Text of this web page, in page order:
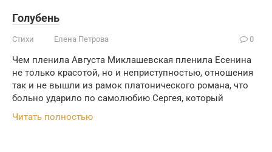
Голубень
Стихи Елена Петрова 0
Чем пленила Августа Миклашевская пленила Есенина
не только красотой, но и неприступностью, отношения
так и не вышли из рамок платонического романа, что
больно ударило по самолюбию Сергея, который
Читать полностью